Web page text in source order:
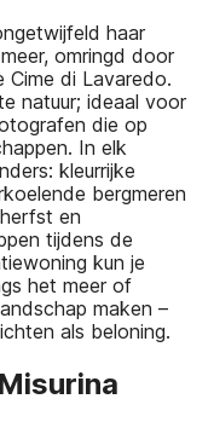
haar
omringd door
Cime di Lavaredo.
natuur; ideaal voor
die op
In elk
kleurrijke
bergmeren
en
tijdens de
kun je
het meer of
maken –
als beloning.